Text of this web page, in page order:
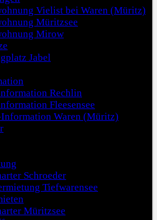
Vielist bei Waren (Müritz)
Müritzsee
Mirow
Jabel
Rechlin
Fleesensee
Waren (Müritz)
Schroeder
Tiefwarensee
Müritzsee